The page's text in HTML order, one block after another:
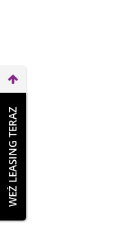
WEŹ LEASING TERAZ